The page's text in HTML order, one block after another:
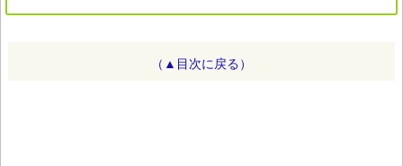
（▲目次に戻る）